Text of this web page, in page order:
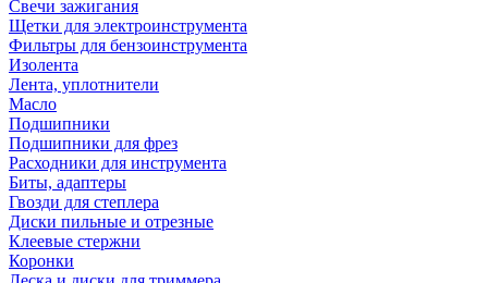
Свечи зажигания
Щетки для электроинструмента
Фильтры для бензоинструмента
Изолента
Лента, уплотнители
Масло
Подшипники
Подшипники для фрез
Расходники для инструмента
Биты, адаптеры
Гвозди для степлера
Диски пильные и отрезные
Клеевые стержни
Коронки